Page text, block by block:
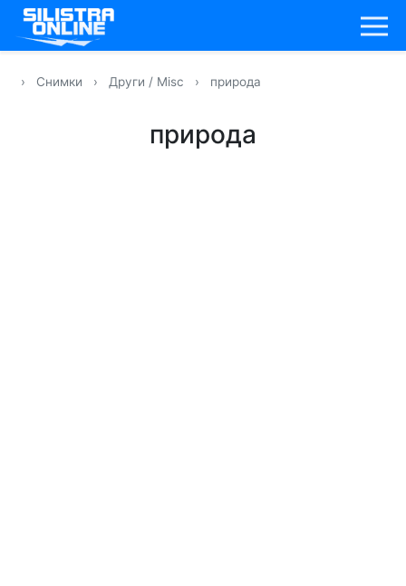
› Снимки › Други / Misc › природа
природа